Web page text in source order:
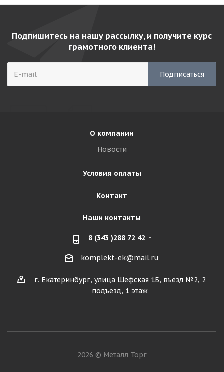
Подпишитесь на нашу рассылку, и получите курс
грамотного клиента!
О компании
Новости
Условия оплаты
Контакт
Наши контакты
8 (343 )288 72 42
komplekt-ek@mail.ru
г. Екатеринбург, улица Шефская 1Б, въезд №2, 2
подъезд, 1 этаж
2026 © Металл Торг